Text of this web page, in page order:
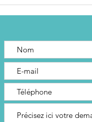
bruit,